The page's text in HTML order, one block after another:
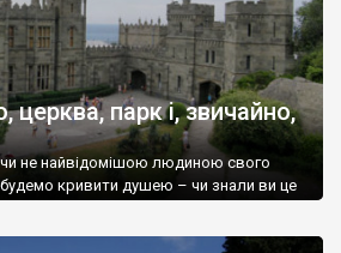
церква, парк і, звичайно,
не найвідомішою людиною свого
будемо кривити душею – чи знали ви це